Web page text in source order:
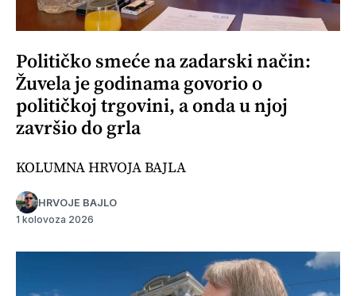
Političko smeće na zadarski način:
Žuvela je godinama govorio o
političkoj trgovini, a onda u njoj
završio do grla
KOLUMNA HRVOJA BAJLA
HRVOJE BAJLO
1 kolovoza 2026